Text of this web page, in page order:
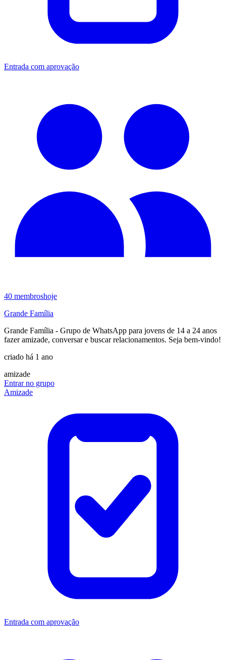
Entrada com aprovação
40 membroshoje
Grande Família
Grande Família - Grupo de WhatsApp para jovens de 14 a 24 anos
fazer amizade, conversar e buscar relacionamentos. Seja bem-vindo!
criado há 1 ano
amizade
Entrar no grupo
Amizade
Entrada com aprovação